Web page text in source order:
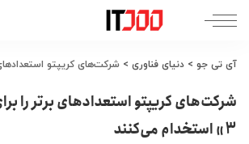
آی تی جو > دنیای فناوری > شرکت‌های کریپتو استعدادهای برتر را
شرکت‌های کریپتو استعدادهای برتر را
3» استخدام می‌کنند